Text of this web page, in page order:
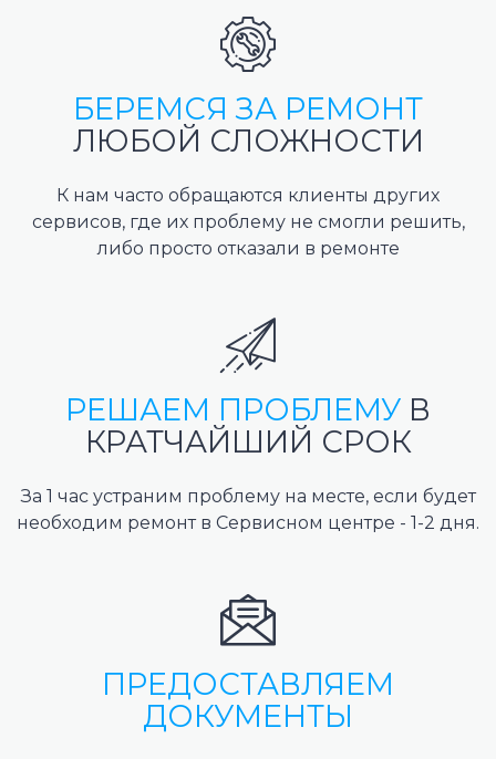
БЕРЕМСЯ ЗА РЕМОНТ
ЛЮБОЙ СЛОЖНОСТИ
К нам часто обращаются клиенты других
сервисов, где их проблему не смогли решить,
либо просто отказали в ремонте
РЕШАЕМ ПРОБЛЕМУ В
КРАТЧАЙШИЙ СРОК
За 1 час устраним проблему на месте, если будет
необходим ремонт в Сервисном центре - 1-2 дня.
ПРЕДОСТАВЛЯЕМ
ДОКУМЕНТЫ